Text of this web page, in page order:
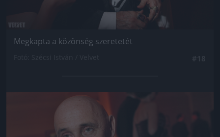
Megkapta a közönség szeretetét
Jön még kép!